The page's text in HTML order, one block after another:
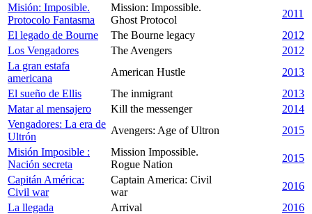
Misión: Imposible.
Protocolo Fantasma
Mission: Impossible.
Ghost Protocol
2011
El legado de Bourne
The Bourne legacy
2012
Los Vengadores
The Avengers
2012
La gran estafa
americana
American Hustle
2013
El sueño de Ellis
The inmigrant
2013
Matar al mensajero
Kill the messenger
2014
Vengadores: La era de
Ultrón
Avengers: Age of Ultron
2015
Misión Imposible :
Nación secreta
Mission Impossible.
Rogue Nation
2015
Capitán América:
Civil war
Captain America: Civil
war
2016
La llegada
Arrival
2016